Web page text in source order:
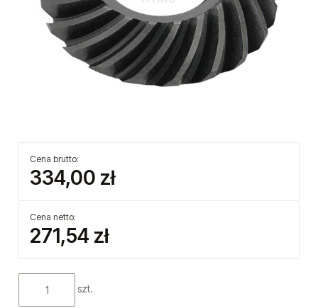
Cena brutto:
334,00 zł
Cena netto:
271,54 zł
szt.